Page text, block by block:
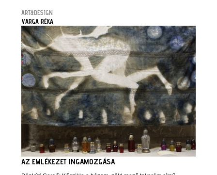
ART&DESIGN
VARGA RÉKA
AZ EMLÉKEZET INGAMOZGÁSA